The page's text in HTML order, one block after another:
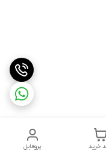
پروفایل خرید